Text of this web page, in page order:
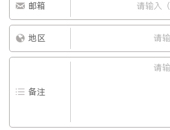
邮箱
地区
备注